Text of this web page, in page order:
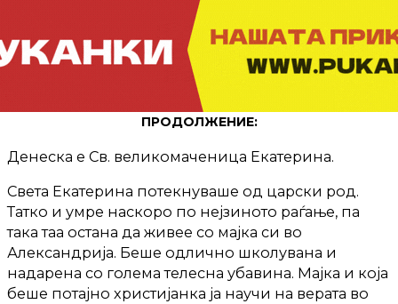
ПРОДОЛЖЕНИЕ:
Денеска е Св. великомаченица Екатерина.
Света Екатерина потекнуваше од царски род.
Татко и умре наскоро по нејзиното раѓање, па
така таа остана да живее со мајка си во
Александрија. Беше одлично школувана и
надарена со голема телесна убавина. Мајка и која
беше потајно христијанка ја научи на верата во